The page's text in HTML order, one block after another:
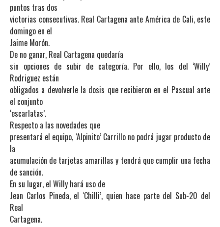
puntos tras dos
victorias consecutivas. Real Cartagena ante América de Cali, este
domingo en el
Jaime Morón.
De no ganar, Real Cartagena quedaría
sin opciones de subir de categoría. Por ello, los del ‘Willy’
Rodriguez están
obligados a devolverle la dosis que recibieron en el Pascual ante
el conjunto
‘escarlatas’.
Respecto a las novedades que
presentará el equipo, ‘Alpinito’ Carrillo no podrá jugar producto de
la
acumulación de tarjetas amarillas y tendrá que cumplir una fecha
de sanción.
En su lugar, el Willy hará uso de
Jean Carlos Pineda, el ‘Chilli’, quien hace parte del Sub-20 del
Real
Cartagena.